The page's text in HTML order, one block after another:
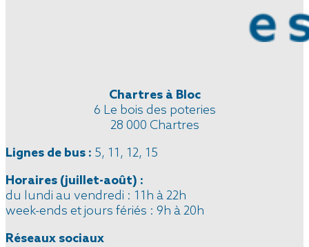
Chartres à Bloc
6 Le bois des poteries
28 000 Chartres
Lignes de bus : 5, 11, 12, 15
Horaires (juillet-août) :
du lundi au vendredi : 11h à 22h
week-ends et jours fériés : 9h à 20h
Réseaux sociaux